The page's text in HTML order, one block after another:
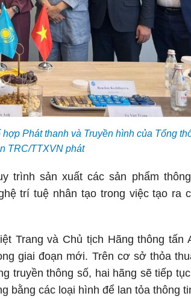
Phát thanh và Truyền hình của Tổng
TRC/TTXVN phát
trình sản xuất các sản phẩm
trí tuệ nhân tạo trong việc tạo ra
Trang và Chủ tịch Hãng thông tấn
giai đoạn mới. Trên cơ sở thỏa
truyền thông số, hai hãng sẽ tiếp
bằng các loại hình để lan tỏa thông